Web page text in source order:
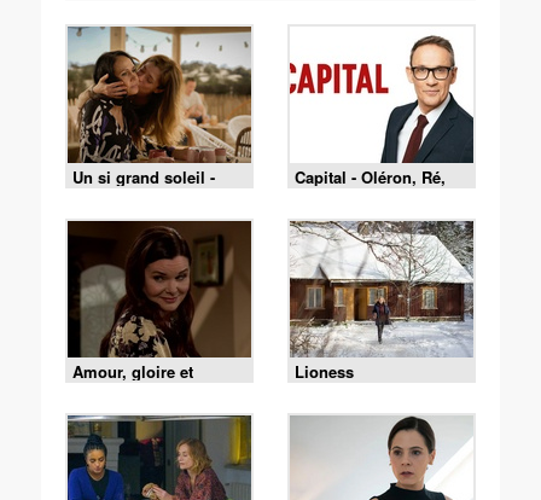
Un si grand soleil -
07/08/2026
Capital - Oléron, Ré,
Belle-Île : le match des
îles est lancé !
Amour, gloire et
beauté du 4 août 2026
Lioness